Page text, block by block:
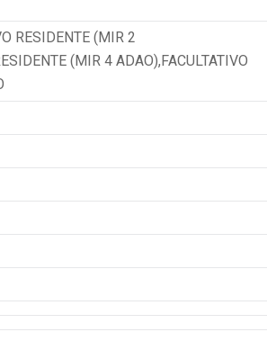
RESIDENTE (MIR 2
(MIR 4 ADAO),FACULTATIVO